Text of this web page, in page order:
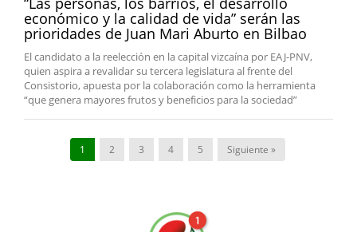
económico y la calidad de vida” serán las
prioridades de Juan Mari Aburto en Bilbao
El candidato a la reelección en la capital vizcaína por EAJ-PNV,
quien aspira a revalidar su tercera legislatura al frente del
Consistorio, apuesta por la colaboración como la herramienta
“que genera mayores frutos y beneficios para la sociedad”
1 2 3 4 5 Siguiente »